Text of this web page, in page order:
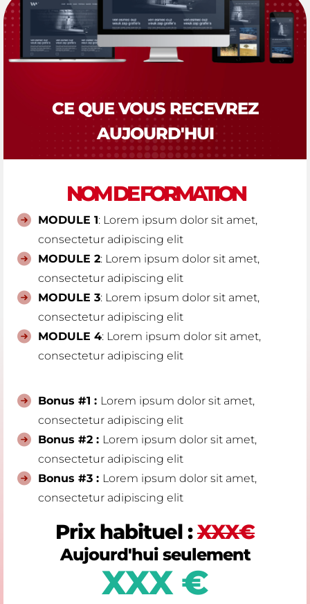
CE QUE VOUS RECEVREZ
AUJOURD'HUI
NOM DE FORMATION
MODULE 1: Lorem ipsum dolor sit amet,
consectetur adipiscing elit
MODULE 2: Lorem ipsum dolor sit amet,
consectetur adipiscing elit
MODULE 3: Lorem ipsum dolor sit amet,
consectetur adipiscing elit
MODULE 4: Lorem ipsum dolor sit amet,
consectetur adipiscing elit
Bonus #1 : Lorem ipsum dolor sit amet,
consectetur adipiscing elit
Bonus #2 : Lorem ipsum dolor sit amet,
consectetur adipiscing elit
Bonus #3 : Lorem ipsum dolor sit amet,
consectetur adipiscing elit
Prix habituel :XXX€
Aujourd'hui seulement
XXX €